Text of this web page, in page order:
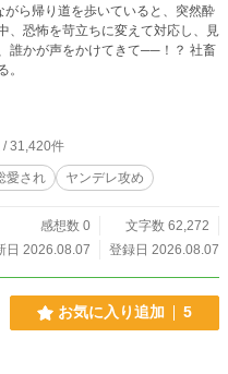
がら帰り道を歩いていると、突然酔
、恐怖を苛立ちに変えて対応し、見
誰かが声をかけてきて──！？ 社畜
。
/ 31,420件
愛され ヤンデレ攻め
感想数 0
文字数 62,272
日 2026.08.07
登録日 2026.08.07
お気に入り追加 5